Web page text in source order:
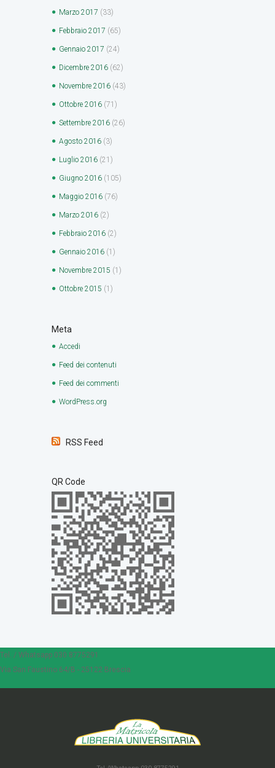
Marzo 2017 (33)
Febbraio 2017 (65)
Gennaio 2017 (24)
Dicembre 2016 (62)
Novembre 2016 (43)
Ottobre 2016 (71)
Settembre 2016 (26)
Agosto 2016 (3)
Luglio 2016 (21)
Giugno 2016 (105)
Maggio 2016 (76)
Marzo 2016 (2)
Febbraio 2016 (2)
Gennaio 2016 (1)
Novembre 2015 (1)
Ottobre 2015 (1)
Meta
Accedi
Feed dei contenuti
Feed dei commenti
WordPress.org
RSS Feed
QR Code
Tel. / Whatsapp 030 8775291
Via San Faustino 64/B - 25122 Brescia